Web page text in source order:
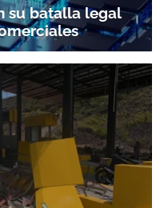
su batalla legal